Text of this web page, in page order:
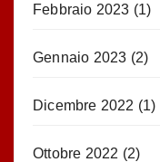
Febbraio 2023 (1)
Gennaio 2023 (2)
Dicembre 2022 (1)
Ottobre 2022 (2)